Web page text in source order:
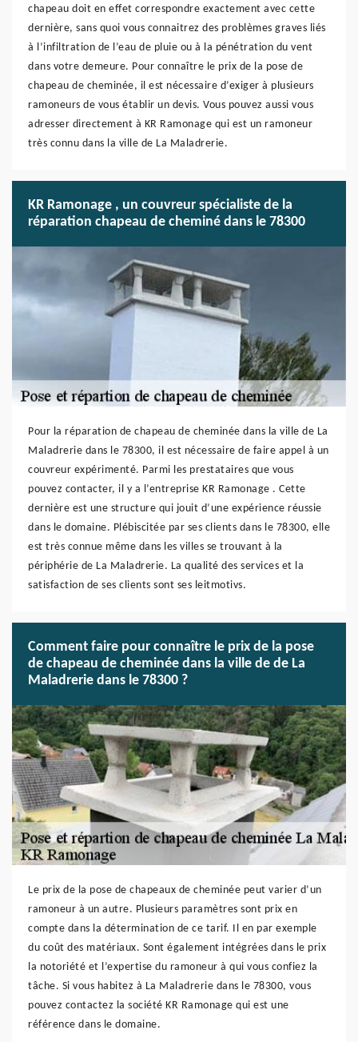
chapeau doit en effet correspondre exactement avec cette
dernière, sans quoi vous connaitrez des problèmes graves liés
à l’infiltration de l’eau de pluie ou à la pénétration du vent
dans votre demeure. Pour connaître le prix de la pose de
chapeau de cheminée, il est nécessaire d’exiger à plusieurs
ramoneurs de vous établir un devis. Vous pouvez aussi vous
adresser directement à KR Ramonage qui est un ramoneur
très connu dans la ville de La Maladrerie.
KR Ramonage , un couvreur spécialiste de la
réparation chapeau de cheminé dans le 78300
Pour la réparation de chapeau de cheminée dans la ville de La
Maladrerie dans le 78300, il est nécessaire de faire appel à un
couvreur expérimenté. Parmi les prestataires que vous
pouvez contacter, il y a l’entreprise KR Ramonage . Cette
dernière est une structure qui jouit d’une expérience réussie
dans le domaine. Plébiscitée par ses clients dans le 78300, elle
est très connue même dans les villes se trouvant à la
périphérie de La Maladrerie. La qualité des services et la
satisfaction de ses clients sont ses leitmotivs.
Comment faire pour connaître le prix de la pose
de chapeau de cheminée dans la ville de de La
Maladrerie dans le 78300 ?
Le prix de la pose de chapeaux de cheminée peut varier d’un
ramoneur à un autre. Plusieurs paramètres sont prix en
compte dans la détermination de ce tarif. Il en par exemple
du coût des matériaux. Sont également intégrées dans le prix
la notoriété et l’expertise du ramoneur à qui vous confiez la
tâche. Si vous habitez à La Maladrerie dans le 78300, vous
pouvez contactez la société KR Ramonage qui est une
référence dans le domaine.